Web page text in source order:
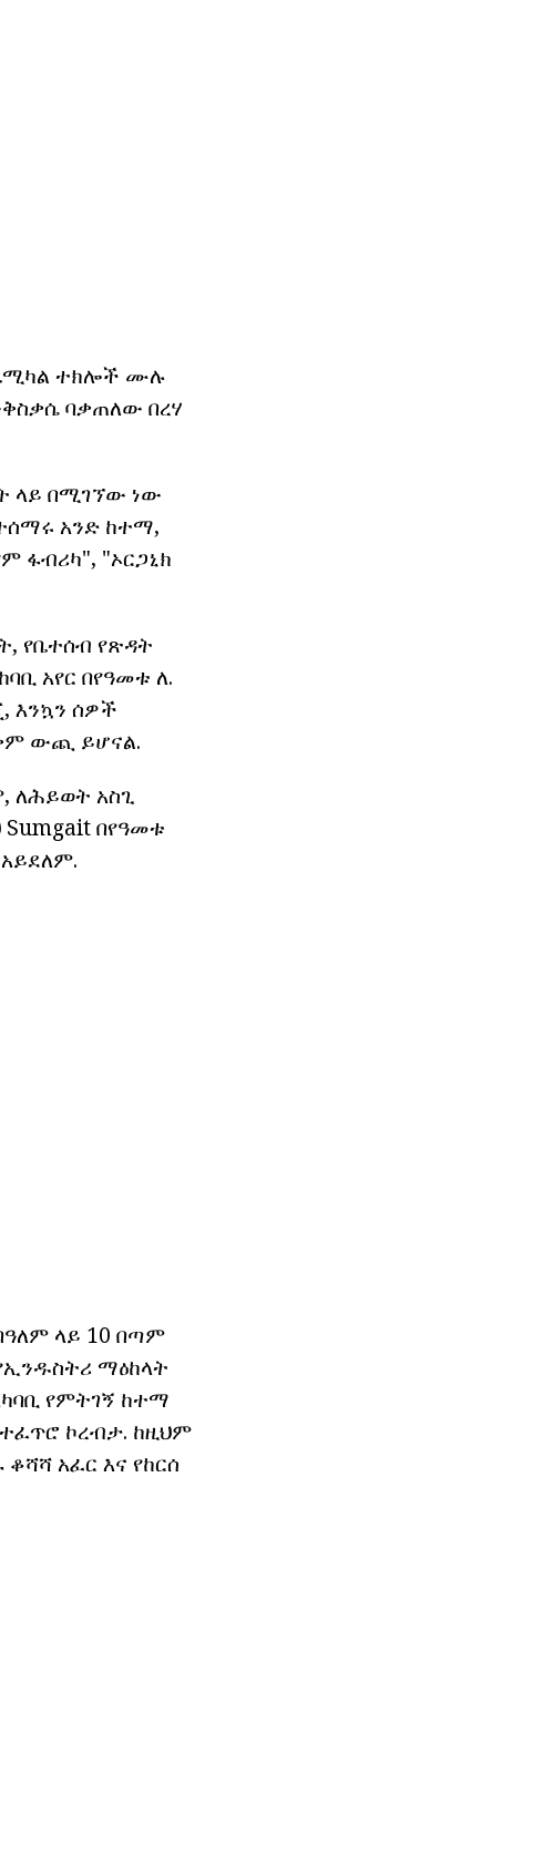
ተክሎች ሙሉ
ባቃጠለው በረሃ
ላይ በሚገኘው ነው
አንድ ከተማ,
ፋብሪካ", "ኦርጋኒክ
የቤተሰብ የጽዳት
አየር በየዓመቱ ለ.
እንኳን ሰዎች
ውጪ ይሆናል.
ለሕይወት አስጊ
በየዓመቱ
ላይ 10 በጣም
ማዕከላት
የምትገኝ ከተማ
ኮረብታ. ከዚህም
አፈር እና የከርሰ